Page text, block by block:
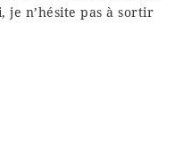
je n’hésite pas à sortir